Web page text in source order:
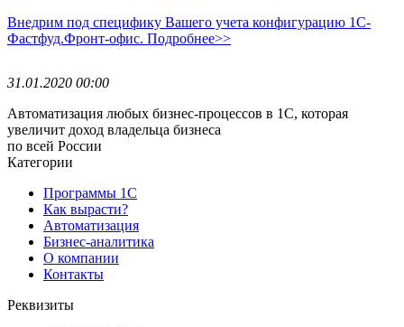
Внедрим под специфику Вашего учета конфигурацию 1С-
Фастфуд.Фронт-офис. Подробнее>>
31.01.2020 00:00
Автоматизация любых бизнес-процессов в 1С, которая
увеличит доход владельца бизнеса
по всей России
Категории
Программы 1С
Как вырасти?
Автоматизация
Бизнес-аналитика
О компании
Контакты
Реквизиты